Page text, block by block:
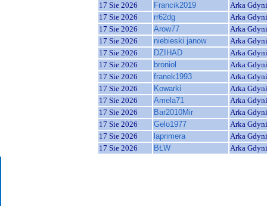
17 Sie 2026
Francik2019
Arka
17 Sie 2026
rr62dg
Arka
17 Sie 2026
Arow77
Arka
17 Sie 2026
niebieski janow
Arka
17 Sie 2026
DZIHAD
Arka
17 Sie 2026
broniol
Arka
17 Sie 2026
franek1993
Arka
17 Sie 2026
Kowarki
Arka
17 Sie 2026
Amela71
Arka
17 Sie 2026
Bar2010Mir
Arka
17 Sie 2026
Gelo1977
Arka
17 Sie 2026
laprimera
Arka
17 Sie 2026
BŁW Arka